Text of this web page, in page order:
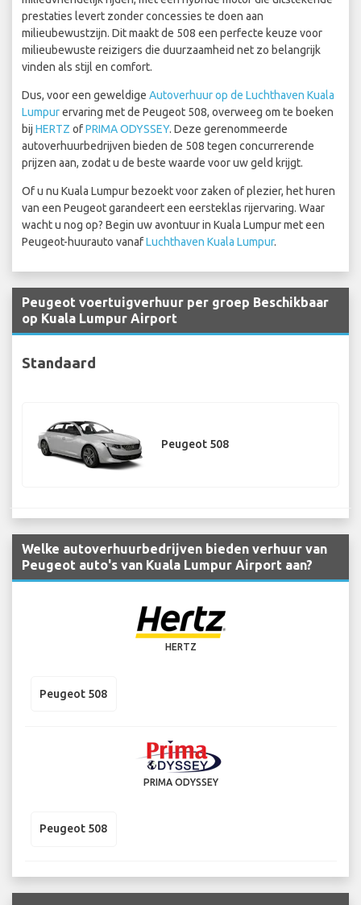
prestaties levert zonder concessies te doen aan
milieubewustzijn. Dit maakt de 508 een perfecte keuze voor
milieubewuste reizigers die duurzaamheid net zo belangrijk
vinden als stijl en comfort.
Dus, voor een geweldige Autoverhuur op de Luchthaven Kuala
Lumpurervaring met de Peugeot 508, overweeg om te boeken
bij HERTZ ofPRIMA ODYSSEY. Deze gerenommeerde
autoverhuurbedrijven bieden de 508 tegen concurrerende
prijzen aan, zodat u de beste waarde voor uw geld krijgt.
Of u nu Kuala Lumpur bezoekt voor zaken of plezier, het huren
van een Peugeot garandeert een eersteklas rijervaring. Waar
wacht u nog op? Begin uw avontuur in Kuala Lumpur met een
Peugeot-huurauto vanafLuchthaven Kuala Lumpur.
Peugeot voertuigverhuur per groep Beschikbaar
op Kuala Lumpur Airport
Standaard
Peugeot 508
Welke autoverhuurbedrijven bieden verhuur van
Peugeot auto's van Kuala Lumpur Airport aan?
HERTZ
Peugeot 508
PRIMA ODYSSEY
Peugeot 508